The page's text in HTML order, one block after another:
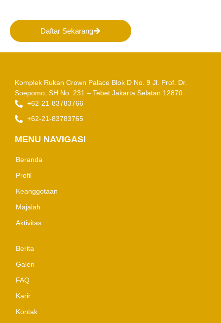
Daftar Sekarang
Komplek Rukan Crown Palace Blok D No. 9 Jl. Prof. Dr.
Soepomo, SH No. 231 – Tebet Jakarta Selatan 12870
+62-21-83783766
+62-21-83783765
MENU NAVIGASI
Beranda
Profil
Keanggotaan
Majalah
Aktivitas
Berita
Galeri
FAQ
Karir
Kontak